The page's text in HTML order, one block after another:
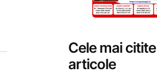
Cele mai citite
articole